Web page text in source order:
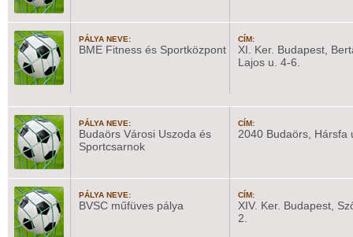
PÁLYA NEVE:
BME Fitness és Sportközpont
CÍM:
XI. Ker. Budapest,
Lajos u. 4-6.
PÁLYA NEVE:
Budaörs Városi Uszoda és
Sportcsarnok
CÍM:
2040 Budaörs, Hársfa
PÁLYA NEVE:
BVSC műfüves pálya
CÍM:
XIV. Ker. Budapest,
2.